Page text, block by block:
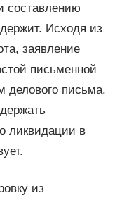
составлению
Исходя из
заявление
письменной
письма.
ликвидации в
из